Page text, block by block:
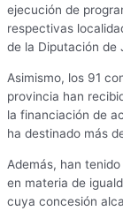
ejecución de
respectivas
de la Diputación de
Asimismo, los 91
provincia han
la financiación de
ha destinado más
Además, han
en materia de
cuya concesión